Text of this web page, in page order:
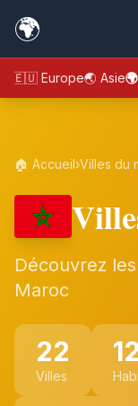
🌍
🇪🇺 Europe🌏 Asie
🏠 Accueil›Villes du
Découvrez
Maroc
22
Villes